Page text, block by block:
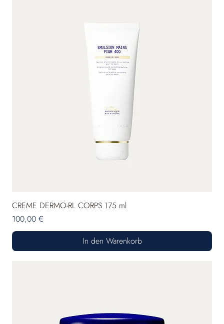
CREME DERMO-RL CORPS 175 ml
Preis
100,00 €
In den Warenkorb